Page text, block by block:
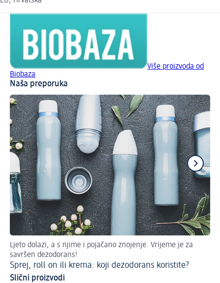
Više proizvoda od
Biobaza
Naša preporuka
Ljeto dolazi, a s njime i pojačano znojenje. Vrijeme je za
savršen dezodorans!
Sprej, roll on ili krema: koji dezodorans koristite?
Slični proizvodi